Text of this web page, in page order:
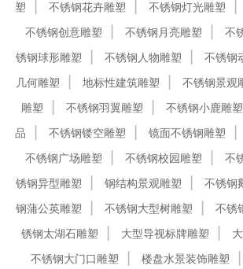
塑
不锈钢花卉雕塑 不锈钢灯光雕塑
不锈钢创意雕塑
不锈钢月亮雕塑 不
锈钢球形雕塑
不锈钢人物雕塑 不锈钢
几何雕塑
地标性建筑雕塑 不锈钢景观
雕塑
不锈钢羽翼雕塑 不锈钢小鹿雕塑
品
不锈钢镂空雕塑 镜面不锈钢雕塑
不锈钢广场雕塑
不锈钢校园雕塑 不
锈钢异型雕塑
钢结构景观雕塑 不锈钢
钢蒲公英雕塑
不锈钢大型树雕塑 不锈
锈钢太湖石雕塑
大型导视标牌雕塑
不锈钢大门口雕塑
楼盘水景装饰雕塑